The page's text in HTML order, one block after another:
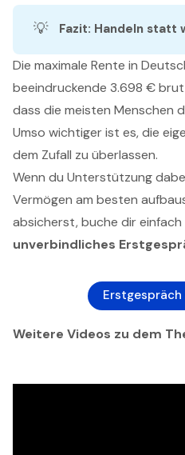
💡 Fazit: Handeln statt
Die maximale Rente in
beeindruckende 3.698 €
dass die meisten Menschen
Umso wichtiger ist es, die
dem Zufall zu überlassen.
Wenn du Unterstützung
Vermögen am besten
absicherst, buche dir einfach
unverbindliches
Weitere Videos zu dem